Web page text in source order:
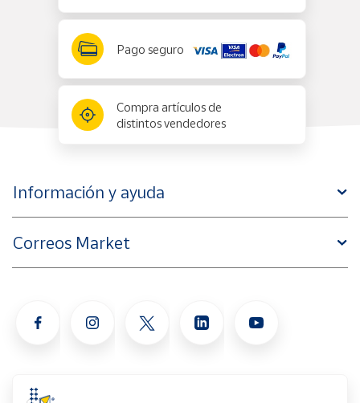
Pago seguro
Compra artículos de
distintos vendedores
Información y ayuda
Correos Market